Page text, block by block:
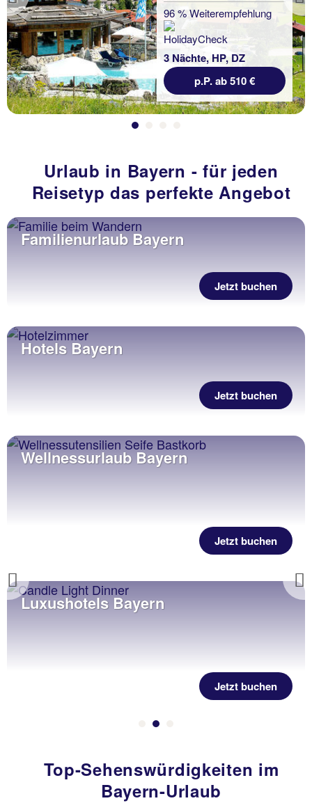
Previous 96 % Weiterempfehlung
3 Nächte, HP, DZ
p.P. ab 510 €
Urlaub in Bayern - für jeden
Reisetyp das perfekte Angebot
Familienurlaub Bayern
Jetzt buchen
Hotels Bayern
Jetzt buchen
Previous
Wellnessurlaub Bayern
Jetzt buchen
Luxushotels Bayern
Jetzt buchen
Top-Sehenswürdigkeiten im
Bayern-Urlaub